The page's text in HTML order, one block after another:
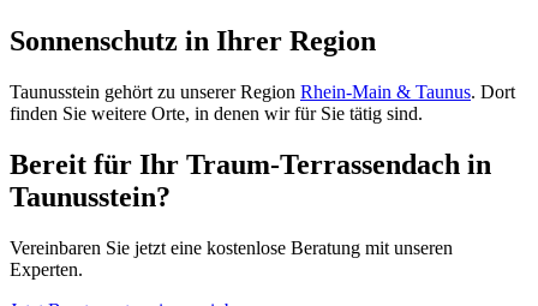
Sonnenschutz in Ihrer Region
Taunusstein gehört zu unserer Region Rhein-Main & Taunus. Dort
finden Sie weitere Orte, in denen wir für Sie tätig sind.
Bereit für Ihr Traum-Terrassendach in
Taunusstein?
Vereinbaren Sie jetzt eine kostenlose Beratung mit unseren
Experten.